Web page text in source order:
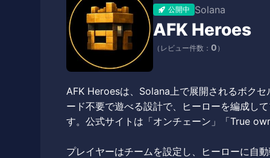
公開中 Solana
AFK Heroes
（レビュー件数： 0 ）
AFK Heroesは、Solana上で展開されるボク
ード不要で遊べる設計で、ヒーローを編成し
す。公式サイトは「オンチェーン」「True
プレイヤーはチームを設定し、ヒーローに自